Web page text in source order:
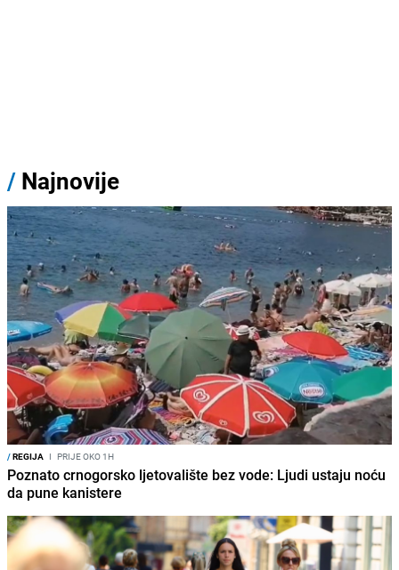
/ Najnovije
/REGIJA I PRIJE OKO 1H
Poznato crnogorsko ljetovalište bez vode: Ljudi ustaju noću
da pune kanistere